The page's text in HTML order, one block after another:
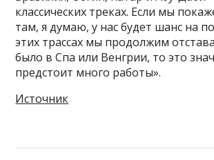
классических треках. Если мы
там, я думаю, у нас будет шанс на
этих трассах мы продолжим
было в Спа или Венгрии, то это
предстоит много работы».
Источник